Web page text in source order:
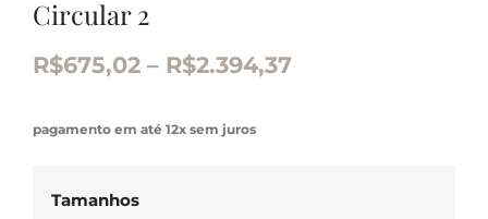
Circular 2
R$675,02 – R$2.394,37
pagamento em até 12x sem juros
Tamanhos